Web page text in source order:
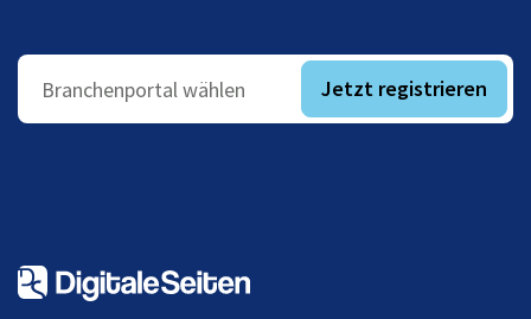
Branchenportal wählen Jetzt registrieren